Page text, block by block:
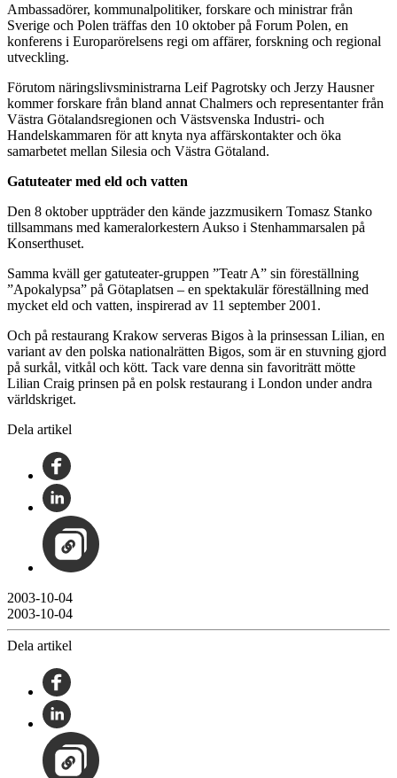
Ambassadörer, kommunalpolitiker, forskare och ministrar från
Sverige och Polen träffas den 10 oktober på Forum Polen, en
konferens i Europarörelsens regi om affärer, forskning och regional
utveckling.
Förutom näringslivsministrarna Leif Pagrotsky och Jerzy Hausner
kommer forskare från bland annat Chalmers och representanter från
Västra Götalandsregionen och Västsvenska Industri- och
Handelskammaren för att knyta nya affärskontakter och öka
samarbetet mellan Silesia och Västra Götaland.
Gatuteater med eld och vatten
Den 8 oktober uppträder den kände jazzmusikern Tomasz Stanko
tillsammans med kameralorkestern Aukso i Stenhammarsalen på
Konserthuset.
Samma kväll ger gatuteater-gruppen ”Teatr A” sin föreställning
”Apokalypsa” på Götaplatsen – en spektakulär föreställning med
mycket eld och vatten, inspirerad av 11 september 2001.
Och på restaurang Krakow serveras Bigos à la prinsessan Lilian, en
variant av den polska nationalrätten Bigos, som är en stuvning gjord
på surkål, vitkål och kött. Tack vare denna sin favoriträtt mötte
Lilian Craig prinsen på en polsk restaurang i London under andra
världskriget.
Dela artikel
2003-10-04
2003-10-04
Dela artikel